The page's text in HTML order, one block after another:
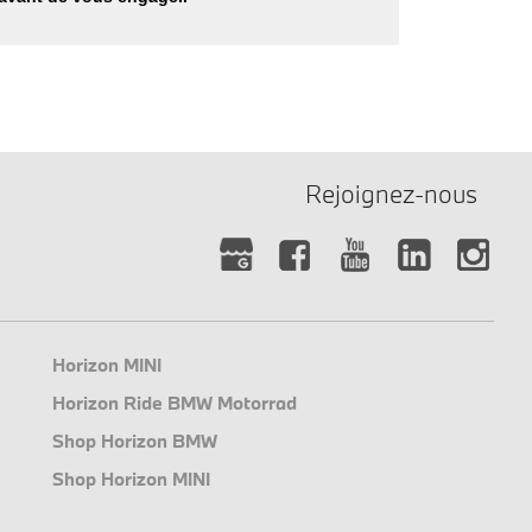
Rejoignez-nous
Horizon MINI
Horizon Ride BMW Motorrad
Shop Horizon BMW
Shop Horizon MINI